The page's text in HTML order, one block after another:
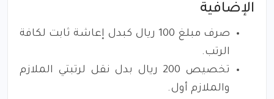
الإضافية
صرف مبلغ 100 ريال كبدل إعاشة ثابت لكافة
الرتب.
تخصيص 200 ريال بدل نقل لرتبتي الملازم
والملازم أول.